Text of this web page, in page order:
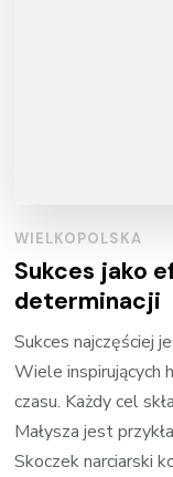
WIELKOPOLSKA
Sukces jako
determinacji
Sukces najczęściej
Wiele inspirujących
czasu. Każdy cel
Małysza jest
Skoczek narciarski